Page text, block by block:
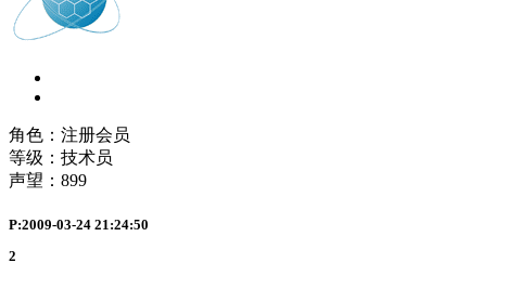
角色：注册会员
等级：技术员
声望： 899
P:2009-03-24 21:24:50
2